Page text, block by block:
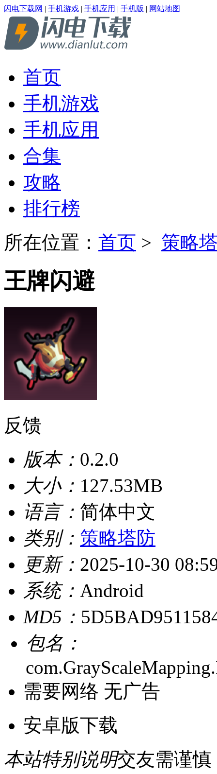
闪电下载网 | 手机游戏 | 手机应用 | 手机版 | 网站地图
首页
手机游戏
手机应用
合集
攻略
排行榜
所在位置： 首页 > 策略
王牌闪避
反馈
版本： 0.2.0
大小： 127.53MB
语言： 简体中文
类别： 策略塔防
更新： 2025-10-30
系统： Android
MD5：
包名：
需要网络 无广告
安卓版下载
本站特别说明交友需谨